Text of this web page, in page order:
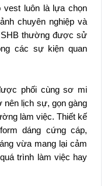
vest luôn là lựa chọn
chuyên nghiệp và
SHB thường được sử
các sự kiện quan
phối cùng sơ mi
nên lịch sự, gọn gàng
làm việc. Thiết kế
dáng cứng cáp,
vừa mang lại cảm
trình làm việc hay